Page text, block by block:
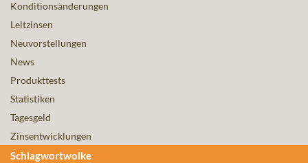
Konditionsänderungen
Leitzinsen
Neuvorstellungen
News
Produkttests
Statistiken
Tagesgeld
Zinsentwicklungen
Schlagwortwolke